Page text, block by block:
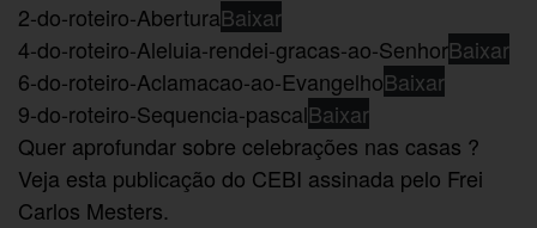
2-do-roteiro-AberturaBaixar
4-do-roteiro-Aleluia-rendei-gracas-ao-SenhorBaixar
6-do-roteiro-Aclamacao-ao-EvangelhoBaixar
9-do-roteiro-Sequencia-pascalBaixar
Quer aprofundar sobre celebrações nas casas ?
Veja esta publicação do CEBI assinada pelo Frei
Carlos Mesters.